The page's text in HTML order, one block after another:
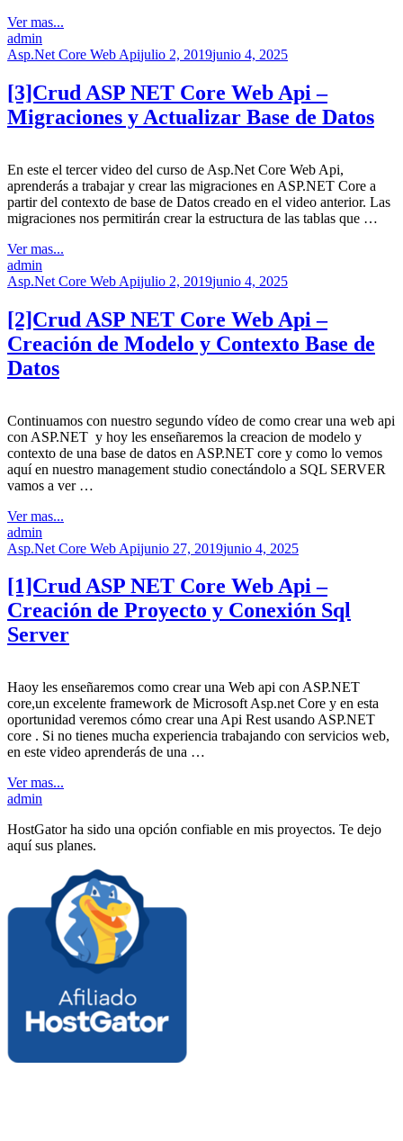
Ver mas...
admin
Asp.Net Core Web Apijulio 2, 2019junio 4, 2025
[3]Crud ASP NET Core Web Api –
Migraciones y Actualizar Base de Datos
En este el tercer video del curso de Asp.Net Core Web Api,
aprenderás a trabajar y crear las migraciones en ASP.NET Core a
partir del contexto de base de Datos creado en el video anterior. Las
migraciones nos permitirán crear la estructura de las tablas que …
Ver mas...
admin
Asp.Net Core Web Apijulio 2, 2019junio 4, 2025
[2]Crud ASP NET Core Web Api –
Creación de Modelo y Contexto Base de
Datos
Continuamos con nuestro segundo vídeo de como crear una web api
con ASP.NET y hoy les enseñaremos la creacion de modelo y
contexto de una base de datos en ASP.NET core y como lo vemos
aquí en nuestro management studio conectándolo a SQL SERVER
vamos a ver …
Ver mas...
admin
Asp.Net Core Web Apijunio 27, 2019junio 4, 2025
[1]Crud ASP NET Core Web Api –
Creación de Proyecto y Conexión Sql
Server
Haoy les enseñaremos como crear una Web api con ASP.NET
core,un excelente framework de Microsoft Asp.net Core y en esta
oportunidad veremos cómo crear una Api Rest usando ASP.NET
core . Si no tienes mucha experiencia trabajando con servicios web,
en este video aprenderás de una …
Ver mas...
admin
HostGator ha sido una opción confiable en mis proyectos. Te dejo
aquí sus planes.